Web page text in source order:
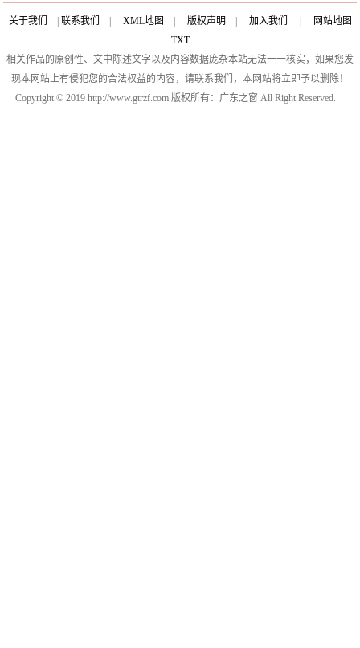
关于我们 联系我们 XML地图 版权声明 加入我们
网站地图
TXT
相关作品的原创性、文中陈述文字以及内容数据庞杂本站无法一一核实，如果您发
现本网站上有侵犯您的合法权益的内容，请联系我们，本网站将立即予以删除！
Copyright © 2019 http://www.gtrzf.com 版权所有：广东之窗 All Right Reserved.